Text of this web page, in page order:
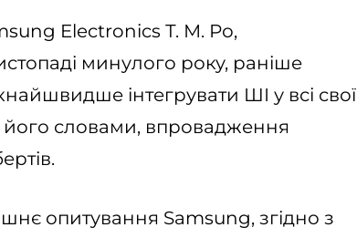
Electronics Т. М. Ро,
минулого року, раніше
інтегрувати ШІ у всі свої
його словами, впровадження
опитування Samsung, згідно з